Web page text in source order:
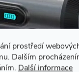
prostředí
Dalším
Další informace